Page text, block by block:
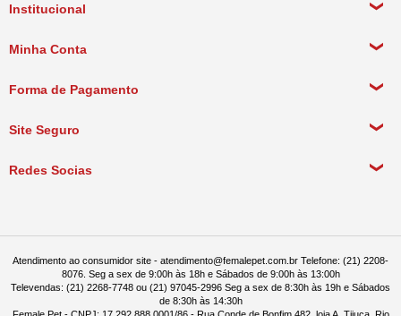
Institucional
Política de Pagamento
Política de Entrega
Minha Conta
Forma de Pagamento
Site Seguro
Redes Socias
Atendimento ao consumidor site - atendimento@femalepet.com.br Telefone: (21) 2208-
8076. Seg a sex de 9:00h às 18h e Sábados de 9:00h às 13:00h
Televendas: (21) 2268-7748 ou (21) 97045-2996 Seg a sex de 8:30h às 19h e Sábados
de 8:30h às 14:30h